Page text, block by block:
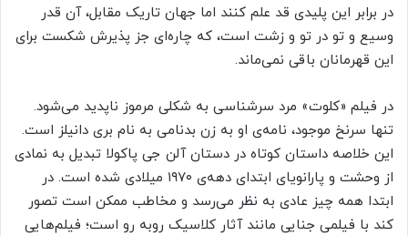
در برابر این پلیدی قد علم کنند اما جهان تاریک مقابل، آن قدر
وسیع و تو در تو و زشت است، که چاره‌ای جز پذیرش شکست برای
این قهرمانان باقی نمی‌ماند.
در فیلم «کلوت» مرد سرشناسی به شکلی مرموز ناپدید می‌شود.
تنها سرنخ موجود، نامه‌ی او به زن بدنامی به نام بری دانیلز است.
این خلاصه داستان کوتاه در دستان آلن جی پاکولا تبدیل به نمادی
از وحشت و پارانویای ابتدای دهه‌ی ۱۹۷۰ میلادی شده است. در
ابتدا همه چیز عادی به نظر می‌رسد و مخاطب ممکن است تصور
کند با فیلمی جنایی مانند آثار کلاسیک روبه رو است؛ فیلم‌هایی